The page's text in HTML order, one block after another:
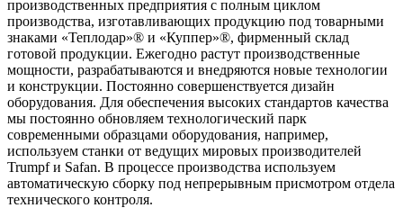
производственных предприятия с полным циклом
производства, изготавливающих продукцию под товарными
знаками «Теплодар»® и «Куппер»®, фирменный склад
готовой продукции. Ежегодно растут производственные
мощности, разрабатываются и внедряются новые технологии
и конструкции. Постоянно совершенствуется дизайн
оборудования. Для обеспечения высоких стандартов качества
мы постоянно обновляем технологический парк
современными образцами оборудования, например,
используем станки от ведущих мировых производителей
Trumpf и Safan. В процессе производства используем
автоматическую сборку под непрерывным присмотром отдела
технического контроля.